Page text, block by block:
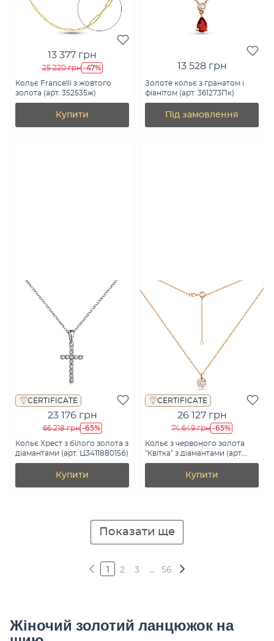
13 377 грн
25 220 грн -47%
Кольє Francelli з жовтого
золота (арт. 352535ж)
Купити
13 528 грн
Золоте кольє з гранатом і
фіанітом (арт. 361273Пк)
Під замовлення
CERTIFICATE
23 176 грн
66 218 грн -65%
Кольє Хрест з білого золота з
діамантами (арт. Ц341188015б)
Купити
CERTIFICATE
26 127 грн
74 649 грн -65%
Кольє з червоного золота
"Квітка" з діамантами (арт.
Ц011290010)
Купити
Показати ще
2 3 ... 56
Жіночий золотий ланцюжок на